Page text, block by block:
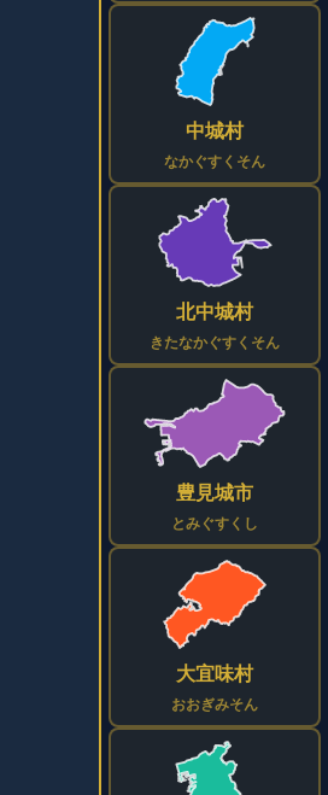
中城村
なかぐすくそん
北中城村
きたなかぐすくそん
豊見城市
とみぐすくし
大宜味村
おおぎみそん